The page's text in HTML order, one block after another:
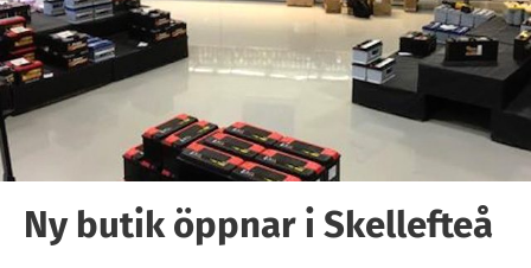
Ny butik öppnar i Skellefteå